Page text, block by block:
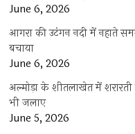
June 6, 2026
आगरा की उटंगन नदी में नहाते
बचाया
June 6, 2026
अल्मोड़ा के शीतलाखेत में
भी जलाए
June 5, 2026